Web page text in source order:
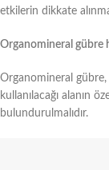
etkilerin dikkate
Organomineral gübre
Organomineral
kullanılacağı alanın
bulundurulmalıdır.